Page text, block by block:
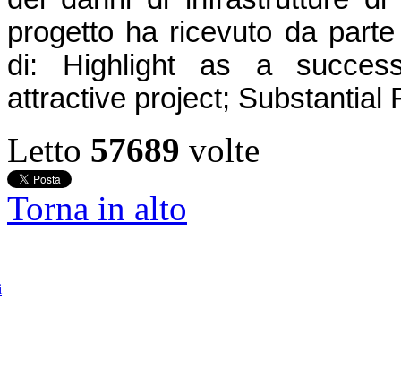
progetto ha ricevuto da
di: Highlight as a
attractive project; Substantial
Letto 57689 volte
Torna in alto